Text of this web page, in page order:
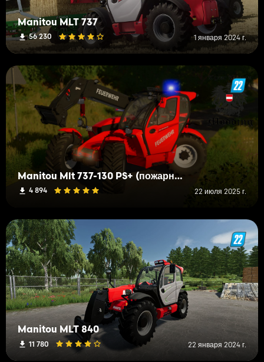
Manitou MLT 737
56 230 1 января 2024 г.
Manitou Mlt 737-130 PS+ (пожарная бригада)
4 894 22 июля 2025 г.
Manitou MLT 840
11 780 22 января 2024 г.